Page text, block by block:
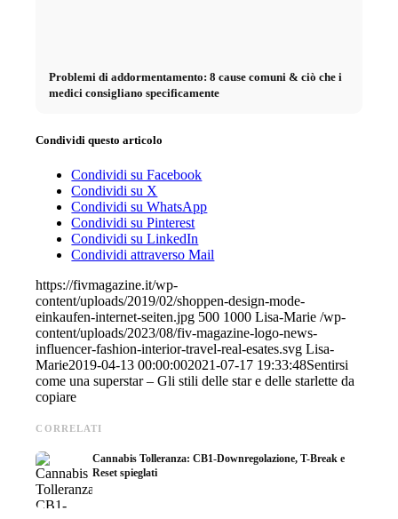
Problemi di addormentamento: 8 cause comuni & ciò che i
medici consigliano specificamente
Condividi questo articolo
Condividi su Facebook
Condividi su X
Condividi su WhatsApp
Condividi su Pinterest
Condividi su LinkedIn
Condividi attraverso Mail
https://fivmagazine.it/wp-
content/uploads/2019/02/shoppen-design-mode-
einkaufen-internet-seiten.jpg 500 1000 Lisa-Marie /wp-
content/uploads/2023/08/fiv-magazine-logo-news-
influencer-fashion-interior-travel-real-esates.svg Lisa-
Marie2019-04-13 00:00:002021-07-17 19:33:48Sentirsi
come una superstar – Gli stili delle star e delle starlette da
copiare
CORRELATI
Cannabis Tolleranza: CB1-Downregolazione, T-Break e
Reset spieglati